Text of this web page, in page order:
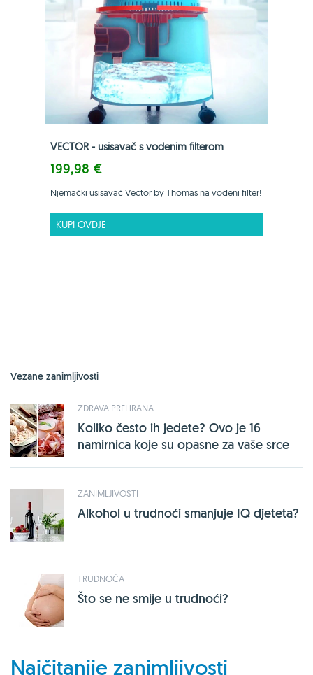
VECTOR - usisavač s vodenim filterom
199,98 €
Njemački usisavač Vector by Thomas na vodeni filter!
KUPI OVDJE
Vezane zanimljivosti
ZDRAVA PREHRANA
Koliko često ih jedete? Ovo je 16
namirnica koje su opasne za vaše srce
ZANIMLJIVOSTI
Alkohol u trudnoći smanjuje IQ djeteta?
TRUDNOĆA
Što se ne smije u trudnoći?
Najčitanije zanimljivosti